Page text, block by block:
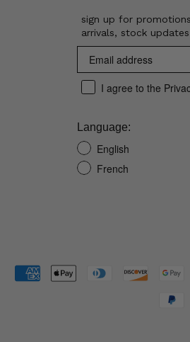
sign up for
arrivals, stock
I agree to the
Language:
English
French